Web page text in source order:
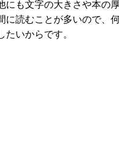
にも文字の大きさや本の
に読むことが多いので、
たいからです。